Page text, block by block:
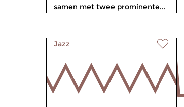
samen met twee prominente...
Jazz